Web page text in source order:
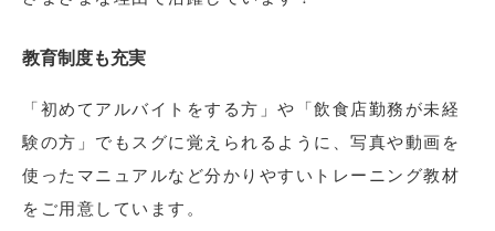
教育制度も充実
「初めてアルバイトをする方」や「飲食店勤務が未経
験の方」でもスグに覚えられるように、写真や動画を
使ったマニュアルなど分かりやすいトレーニング教材
をご用意しています。